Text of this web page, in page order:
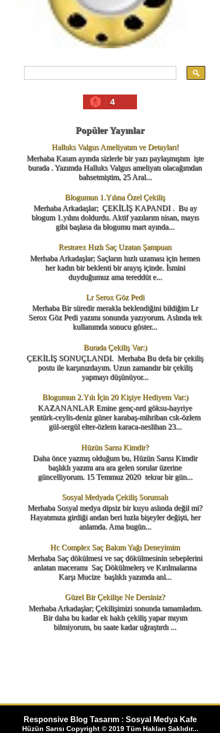
4
Popüler Yayınlar
Halluks Valgus Ameliyatım ve Detayları!
Merhaba Kasım ayında sizlerle bir yazı paylaşmıştım işte
burada . Yazımda Halluks Valgus ameliyatı olacağımdan
bahsetmiştim, 25 Aral...
Blogumun 1.Yılına Özel Çekiliş
Merhaba Arkadaşlar; ÇEKİLİŞ KAPANDI . Bu ay
blogum 1.yılını doldurdu. Aktif yazılarım nisan, mayıs
gibi başlasa da blogumu mart ayında...
Restorex Hızlı Saç Uzatan Şampuan
Merhaba Arkadaşlar; Saçların hızlı uzaması için hemen
her kadın bir beklenti bir arayış içinde. İsmini
duyduğumuz ama tereddüt e...
Lr Serox Göz Pedi
Merhaba Bir süredir merakla beklendiğini bildiğim Lr
Serox Göz Pedi yazımı sonunda yazıyorum. Aslında tek
kullanımda sonucu göster...
Burada Çekiliş Var:)
ÇEKİLİŞ SONUÇLANDI. Merhaba Bu defa bir çekiliş
postu ile karşınızdayım. Uzun zamandır bir çekiliş
yapmayı düşünüyor...
Blogumun 2.Yılı İçin 20 Kişiye Hediyem Var:)
KAZANANLAR Emine genç-nrd göksu-hayriye
şentürk-ceylis-deniz güner karabaş-mihriban csk-özlem
gül-sergül elter-özlem karaca-neslihan 23...
Hüzün Sarısı Kimdir?
Daha önce yazmış olduğum bu, Hüzün Sarısı Kimdir
başlıklı yazımı ara ara gelen sorular üzerine
güncelliyorum. 15 Temmuz 2020 tekrar bir gün...
Sosyal Medyada Çekiliş Sorunsalı
Merhaba Sosyal medya dipsiz bir kuyu aslında değil mi?
Hayatımıza girdiği andan beri hızla bişeyler değişti, her
anlamda. Ama bugün...
Hc Complex Saç Bakım Yağı Deneyimim
Merhaba Saç dökülmesi ve saç dökülmesinin sebeplerini
anlatan maceramı Saç Dökülmelerş ve Kırılmalarına
Karşı Mucize başlıklı yazımda anl...
Güzel Bir Çekilişe Ne Dersiniz?
Merhaba Arkadaşlar; Çekilişimizi sonunda tamamladım.
Bir daha bu kadar ek haklı çekiliş yapar mıyım
bilmiyorum, bu saate kadar uğraştırdı ...
Responsive Blog Tasarım : Sosyal Medya Kafe
Hüzün Sarısı Copyright © 2019 Tüm Hakları Saklıdır...